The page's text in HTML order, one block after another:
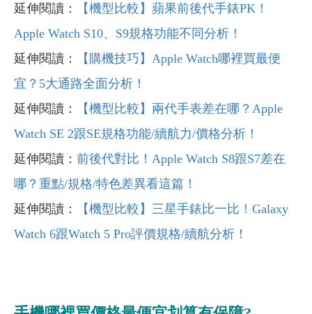
延伸閱讀：
【機型比較】蘋果前後代手錶PK！
Apple Watch S10、S9規格功能不同分析！
延伸閱讀：
【購機技巧】Apple Watch哪裡買最便
宜？5大通路全面分析！
延伸閱讀：
【機型比較】兩代手表差在哪？Apple
Watch SE 2跟SE規格功能/續航力/價格分析！
延伸閱讀： 前後代對比！Apple Watch S8跟S7差在
哪？重點/規格/特色差異看這篇！
延伸閱讀：
【機型比較】三星手錶比一比！Galaxy
Watch 6跟Watch 5 Pro評價規格/續航分析！